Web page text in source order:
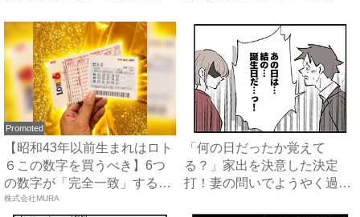
Promoted
【昭和43年以前生まれはロト
６この数字を買うべき】6つ
の数字が「完全一致」する
方...
株式会社MURA
「何の日だったか覚えて
る？」家出を決意した決定
打！妻の問いでようやく過ち